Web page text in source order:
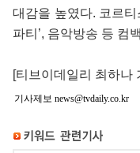
대감을 높였다. 코르
파티’, 음악방송 등 컴
[티브이데일리 최하나
기사제보